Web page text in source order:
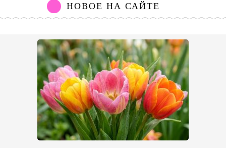
НОВОЕ НА САЙТЕ